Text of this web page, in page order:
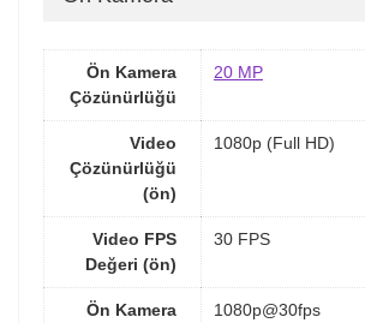
Ön Kamera
Çözünürlüğü
20 MP
Video
Çözünürlüğü
(ön)
1080p (Full HD)
Video FPS
Değeri (ön)
30 FPS
Ön Kamera
1080p@30fps